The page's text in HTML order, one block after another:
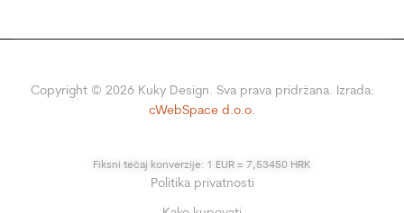
Copyright © 2026Kuky Design. Sva prava pridržana. Izrada:
cWebSpace d.o.o.
Fiksni tečaj konverzije: 1 EUR = 7,53450 HRK
Politika privatnosti